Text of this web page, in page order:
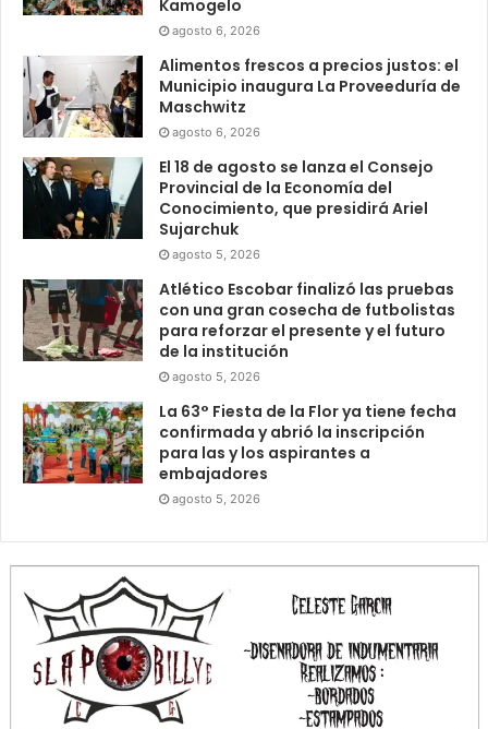
Kamogelo
agosto 6, 2026
Alimentos frescos a precios justos: el
Municipio inaugura La Proveeduría de
Maschwitz
agosto 6, 2026
El 18 de agosto se lanza el Consejo
Provincial de la Economía del
Conocimiento, que presidirá Ariel
Sujarchuk
agosto 5, 2026
Atlético Escobar finalizó las pruebas
con una gran cosecha de futbolistas
para reforzar el presente y el futuro
de la institución
agosto 5, 2026
La 63° Fiesta de la Flor ya tiene fecha
confirmada y abrió la inscripción
para las y los aspirantes a
embajadores
agosto 5, 2026